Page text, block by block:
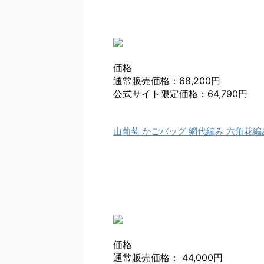
価格
通常販売価格：68,200円
公式サイト限定価格：64,790円
山葡萄 かごバッグ 網代編み 六角花編
価格
通常販売価格： 44,000円